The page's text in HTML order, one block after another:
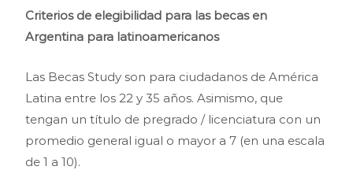
Criterios de elegibilidad para las becas en
Argentina para latinoamericanos
Las Becas Study son para ciudadanos de América
Latina entre los 22 y 35 años. Asimismo, que
tengan un título de pregrado / licenciatura con un
promedio general igual o mayor a 7 (en una escala
de 1 a 10).